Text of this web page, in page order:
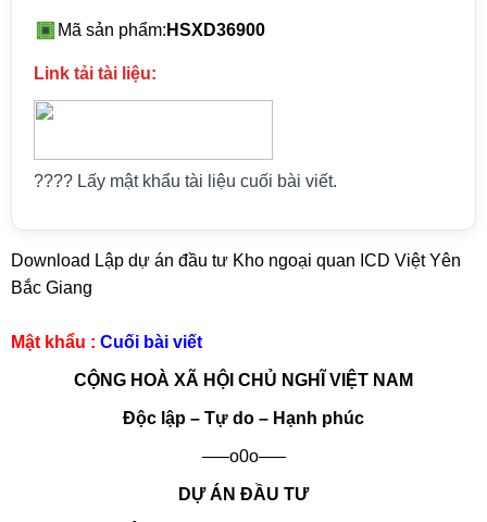
Mã sản phẩm: HSXD36900
Link tải tài liệu:
???? Lấy mật khẩu tài liệu cuối bài viết.
Download Lập dự án đầu tư Kho ngoại quan ICD Việt Yên
Bắc Giang
Mật khẩu : Cuối bài viết
CỘNG HOÀ XÃ HỘI CHỦ NGHĨ VIỆT NAM
Độc lập – Tự do – Hạnh phúc
—–o0o—–
DỰ ÁN ĐẦU TƯ